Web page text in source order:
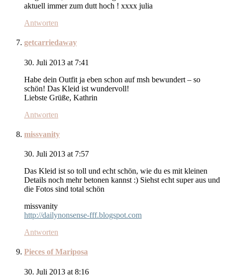
aktuell immer zum dutt hoch ! xxxx julia
Antworten
getcarriedaway
30. Juli 2013 at 7:41
Habe dein Outfit ja eben schon auf msh bewundert – so
schön! Das Kleid ist wundervoll!
Liebste Grüße, Kathrin
Antworten
missvanity
30. Juli 2013 at 7:57
Das Kleid ist so toll und echt schön, wie du es mit kleinen
Details noch mehr betonen kannst :) Siehst echt super aus und
die Fotos sind total schön
missvanity
http://dailynonsense-fff.blogspot.com
Antworten
Pieces of Mariposa
30. Juli 2013 at 8:16